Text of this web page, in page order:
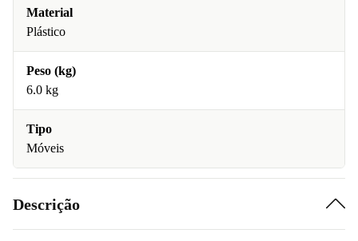
Material
Plástico
Peso (kg)
6.0 kg
Tipo
Móveis
Descrição